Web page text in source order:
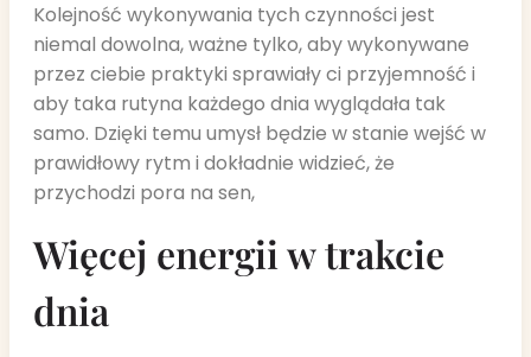
Kolejność wykonywania tych czynności jest
niemal dowolna, ważne tylko, aby wykonywane
przez ciebie praktyki sprawiały ci przyjemność i
aby taka rutyna każdego dnia wyglądała tak
samo. Dzięki temu umysł będzie w stanie wejść w
prawidłowy rytm i dokładnie widzieć, że
przychodzi pora na sen,
Więcej energii w trakcie
dnia